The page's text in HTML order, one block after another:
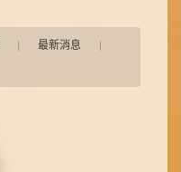
最新消息